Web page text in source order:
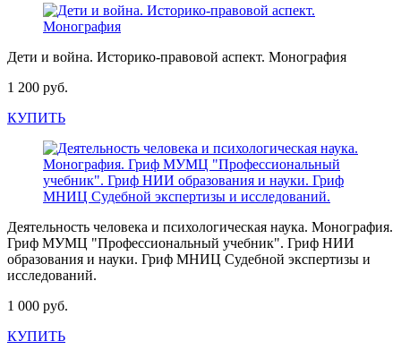
Дети и война. Историко-правовой аспект. Монография
1 200 руб.
КУПИТЬ
Деятельность человека и психологическая наука. Монография.
Гриф МУМЦ "Профессиональный учебник". Гриф НИИ
образования и науки. Гриф МНИЦ Судебной экспертизы и
исследований.
1 000 руб.
КУПИТЬ